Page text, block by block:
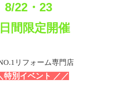
8/22・23
間限定開催
リフォーム専門店
特別イベント ／／